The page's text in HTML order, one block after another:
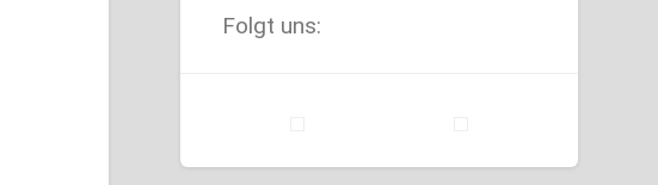
Folgt uns: